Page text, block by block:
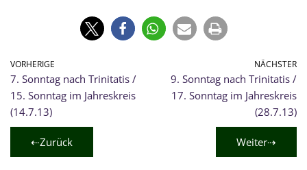
VORHERIGE
7. Sonntag nach Trinitatis /
15. Sonntag im Jahreskreis
(14.7.13)
NÄCHSTER
9. Sonntag nach Trinitatis /
17. Sonntag im Jahreskreis
(28.7.13)
⇠Zurück Weiter⇢